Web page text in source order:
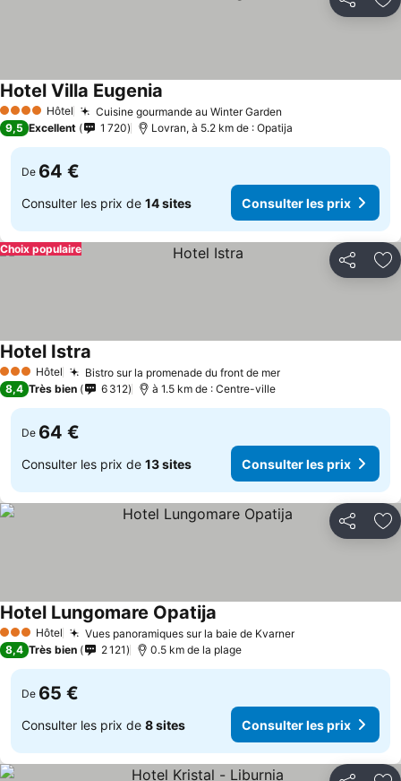
Partager
4 Étoiles Hôtel Cuisine gourmande au Winter Garden
Hotel Villa Eugenia
9,5 Excellent 1 720 Lovran, à 5.2 km de : Opatija
De 64 €
Consulter les prix de 14 sites Consulter les prix
Partager
Choix populaire
3 ÉtoilesHôtel Bistro sur la promenade du front de mer
Hotel Istra
8,4 Très bien 6 312 à 1.5 km de : Centre-ville
De 64 €
Consulter les prix de 13 sites Consulter les prix
Partager
3 ÉtoilesHôtel Vues panoramiques sur la baie de Kvarner
Hotel Lungomare Opatija
8,4 Très bien 2 121 0.5 km de la plage
De 65 €
Consulter les prix de 8 sites Consulter les prix